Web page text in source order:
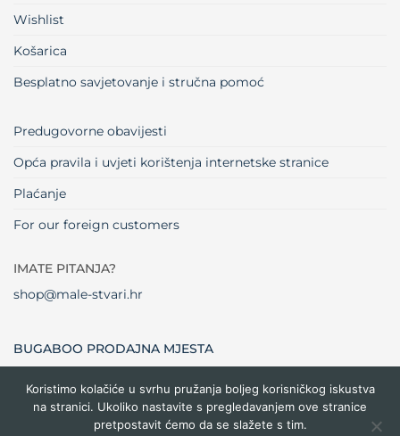
Wishlist
Košarica
Besplatno savjetovanje i stručna pomoć
Predugovorne obavijesti
Opća pravila i uvjeti korištenja internetske stranice
Plaćanje
For our foreign customers
IMATE PITANJA?
shop@male-stvari.hr
BUGABOO PRODAJNA MJESTA
Visa MasterCardMaestro Dinners
Club
Credit
Card
Cash
Koristimo kolačiće u svrhu pružanja boljeg korisničkog iskustva
na stranici. Ukoliko nastavite s pregledavanjem ove stranice
pretpostavit ćemo da se slažete s tim.